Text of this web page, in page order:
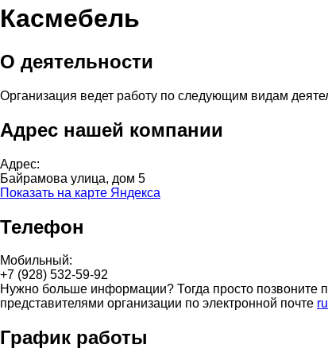
Касмебель
О деятельности
Организация ведет работу по следующим видам
Адрес нашей компании
Адрес:
Байрамова улица, дом 5
Показать на карте Яндекса
Телефон
Мобильный:
+7 (928) 532-59-92
Нужно больше информации? Тогда просто позвоните
представителями организации по электронной почте
График работы